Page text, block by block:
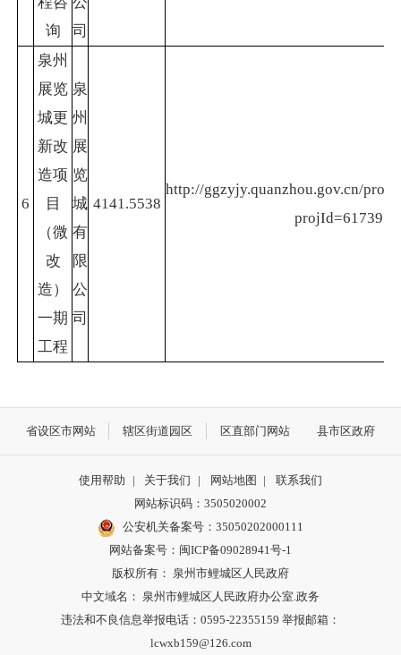
询
司
6
泉州
展览
城更
新改
造项
目
（微
改
造）
一期
工程
泉
州
展
览
城
有
限
公
司
4141.5538
http://ggzyjy.quanzhou.gov.cn/
projId=61739
省设区市网站 辖区街道园区 区直部门网站 县市区政府
使用帮助 | 关于我们 | 网站地图 |
联系我们
网站标识码：3505020002
公安机关备案号：35050202000111
网站备案号：闽ICP备09028941号-1
版权所有： 泉州市鲤城区人民政府
中文域名： 泉州市鲤城区人民政府办公室.政务
违法和不良信息举报电话：0595-22355159 举报邮箱：
lcwxb159@126.com